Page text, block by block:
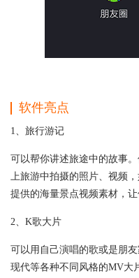
软件亮点
1、旅行游记
可以帮你讲述旅途中的故事
上旅游中拍摄的照片、视频
提供的海量景点视频素材，让
2、K歌大片
可以用自己演唱的歌或是朋
现代等各种不同风格的MV大